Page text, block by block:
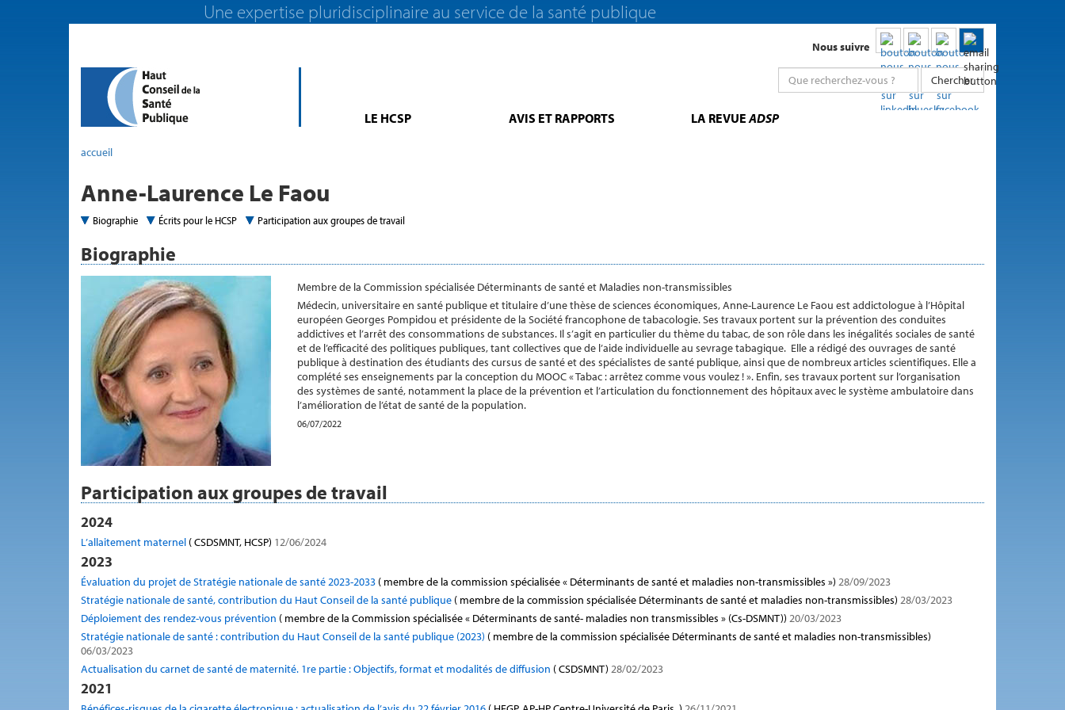
Une expertise pluridisciplinaire au service de la santé publique
Nous suivre
Chercher
LE HCSP AVIS ET RAPPORTS LA REVUEADSP
accueil
Anne-Laurence Le Faou
Biographie Écrits pour le HCSP Participation aux groupes de travail
Biographie
Membre de la Commission spécialisée Déterminants de santé et Maladies non-transmissibles
Médecin, universitaire en santé publique et titulaire d’une thèse de sciences économiques, Anne-Laurence Le Faou est addictologue à l’Hôpital
européen Georges Pompidou et présidente de la Société francophone de tabacologie. Ses travaux portent sur la prévention des conduites
addictives et l’arrêt des consommations de substances. Il s’agit en particulier du thème du tabac, de son rôle dans les inégalités sociales de santé
et de l’efficacité des politiques publiques, tant collectives que de l’aide individuelle au sevrage tabagique. Elle a rédigé des ouvrages de santé
publique à destination des étudiants des cursus de santé et des spécialistes de santé publique, ainsi que de nombreux articles scientifiques. Elle a
complété ses enseignements par la conception du MOOC « Tabac : arrêtez comme vous voulez ! ». Enfin, ses travaux portent sur l’organisation
des systèmes de santé, notamment la place de la prévention et l’articulation du fonctionnement des hôpitaux avec le système ambulatoire dans
l’amélioration de l’état de santé de la population.
06/07/2022
Participation aux groupes de travail
2024
L’allaitement maternel ( CSDSMNT, HCSP) 12/06/2024
2023
Évaluation du projet de Stratégie nationale de santé 2023-2033 ( membre de la commission spécialisée « Déterminants de santé et maladies non-transmissibles ») 28/09/2023
Stratégie nationale de santé, contribution du Haut Conseil de la santé publique ( membre de la commission spécialisée Déterminants de santé et maladies non-transmissibles) 28/03/2023
Déploiement des rendez-vous prévention ( membre de la Commission spécialisée « Déterminants de santé- maladies non transmissibles » (Cs-DSMNT)) 20/03/2023
Stratégie nationale de santé : contribution du Haut Conseil de la santé publique (2023) ( membre de la commission spécialisée Déterminants de santé et maladies non-transmissibles)
06/03/2023
Actualisation du carnet de santé de maternité. 1re partie : Objectifs, format et modalités de diffusion ( CSDSMNT) 28/02/2023
2021